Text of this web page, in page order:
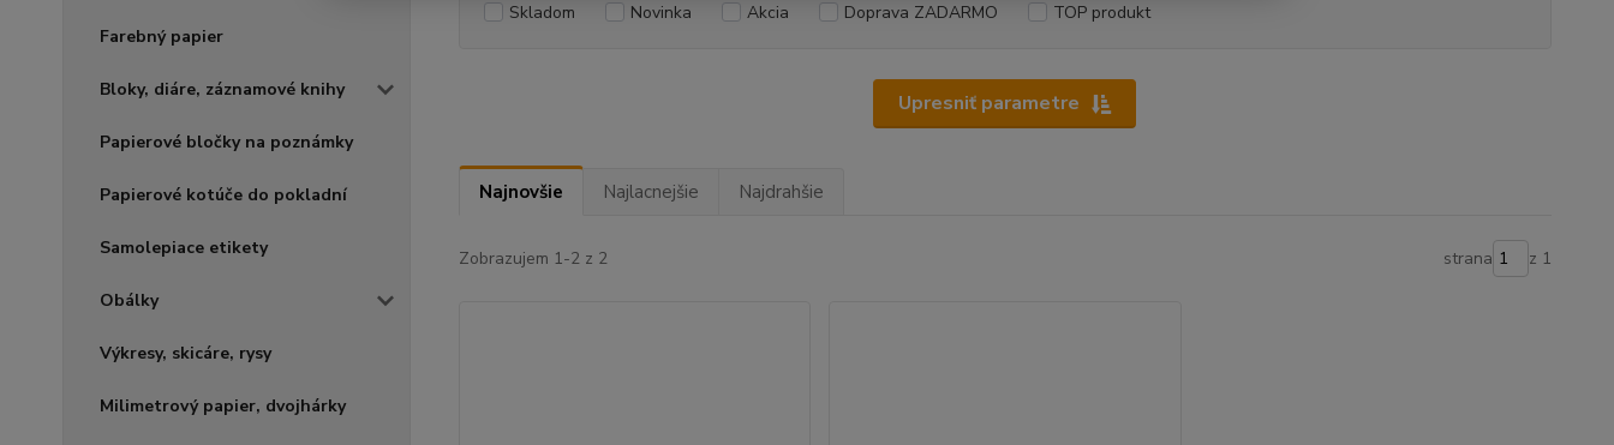
Farebný papier
Bloky, diáre, záznamové knihy
Papierové bločky na poznámky
Papierové kotúče do pokladní
Samolepiace etikety
Obálky
Výkresy, skicáre, rysy
Milimetrový papier, dvojhárky
Upresniť parametre
Skladom Novinka Akcia Doprava ZADARMO TOP produkt
Najnovšie Najlacnejšie Najdrahšie
Zobrazujem 1-2 z 2 strana z 1